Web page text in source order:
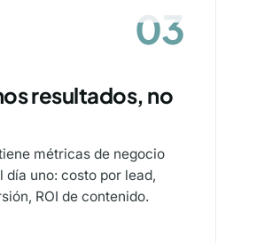
03
03
resultados, no
métricas de negocio
día uno: costo por lead,
ROI de contenido.